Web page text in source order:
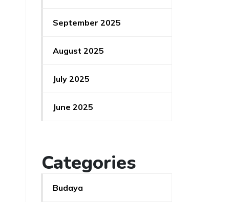
September 2025
August 2025
July 2025
June 2025
Categories
Budaya